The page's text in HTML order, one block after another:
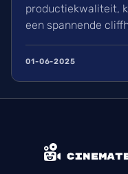
productiekwaliteit,
een spannende
01-06-2025